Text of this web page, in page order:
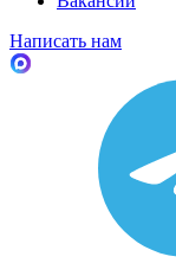
Написать нам